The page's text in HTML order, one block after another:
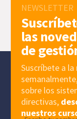
NEWSLETTER
las
de
Suscríbete a
sobre los
directivas,
nuestros